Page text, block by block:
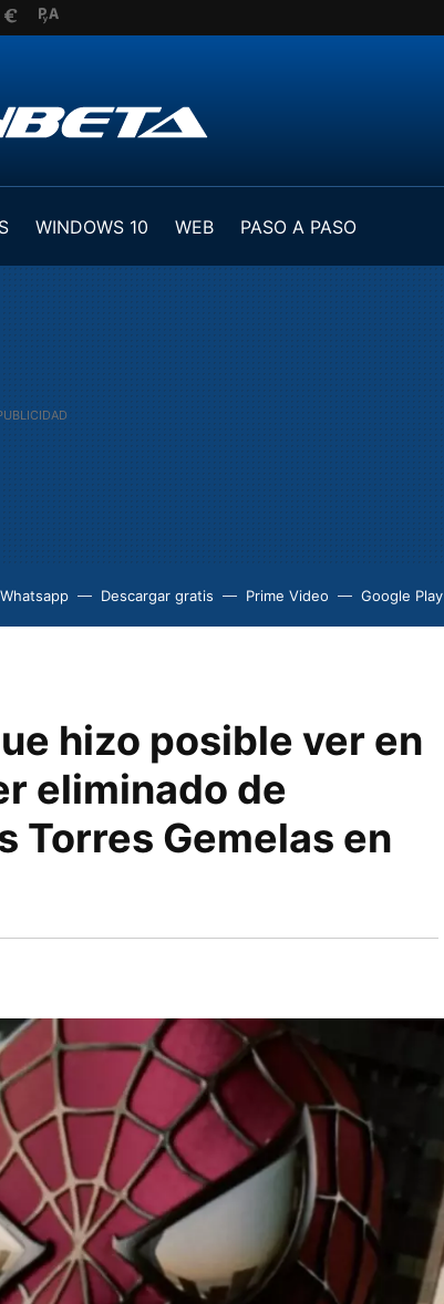
WINDOWS 10 WEB
PASO A PASO
Whatsapp Descargar gratis Prime Video Google Play
hizo posible ver en
eliminado de
Torres Gemelas en